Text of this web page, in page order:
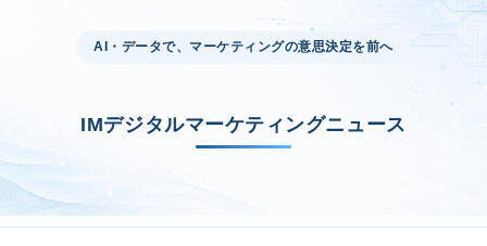
AI・データで、マーケティングの意思決定を前へ
IMデジタルマーケティングニュース